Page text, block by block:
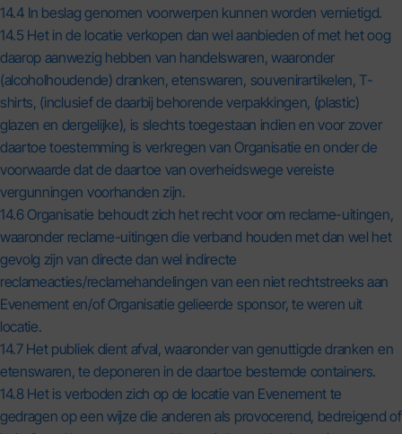
14.4 In beslag genomen voorwerpen kunnen worden vernietigd.
14.5 Het in de locatie verkopen dan wel aanbieden of met het oog
daarop aanwezig hebben van handelswaren, waaronder
(alcoholhoudende) dranken, etenswaren, souvenirartikelen, T-
shirts, (inclusief de daarbij behorende verpakkingen, (plastic)
glazen en dergelijke), is slechts toegestaan indien en voor zover
daartoe toestemming is verkregen van Organisatie en onder de
voorwaarde dat de daartoe van overheidswege vereiste
vergunningen voorhanden zijn.
14.6 Organisatie behoudt zich het recht voor om reclame-uitingen,
waaronder reclame-uitingen die verband houden met dan wel het
gevolg zijn van directe dan wel indirecte
reclameacties/reclamehandelingen van een niet rechtstreeks aan
Evenement en/of Organisatie gelieerde sponsor, te weren uit
locatie.
14.7 Het publiek dient afval, waaronder van genuttigde dranken en
etenswaren, te deponeren in de daartoe bestemde containers.
14.8 Het is verboden zich op de locatie van Evenement te
gedragen op een wijze die anderen als provocerend, bedreigend of